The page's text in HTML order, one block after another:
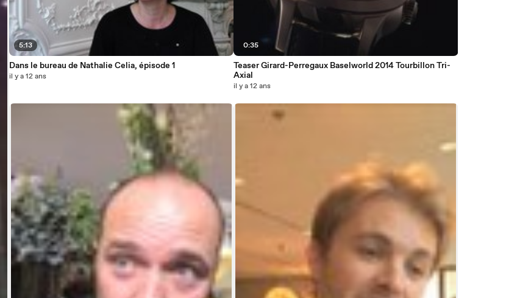
5:13
Dans le bureau de Nathalie Celia, épisode 1
il y a 12 ans
0:35
Teaser Girard-Perregaux Baselworld 2014 Tourbillon Tri-
Axial
il y a 12 ans